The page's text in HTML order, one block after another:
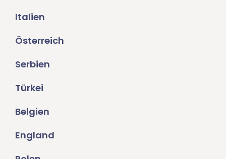
Italien
Österreich
Serbien
Türkei
Belgien
England